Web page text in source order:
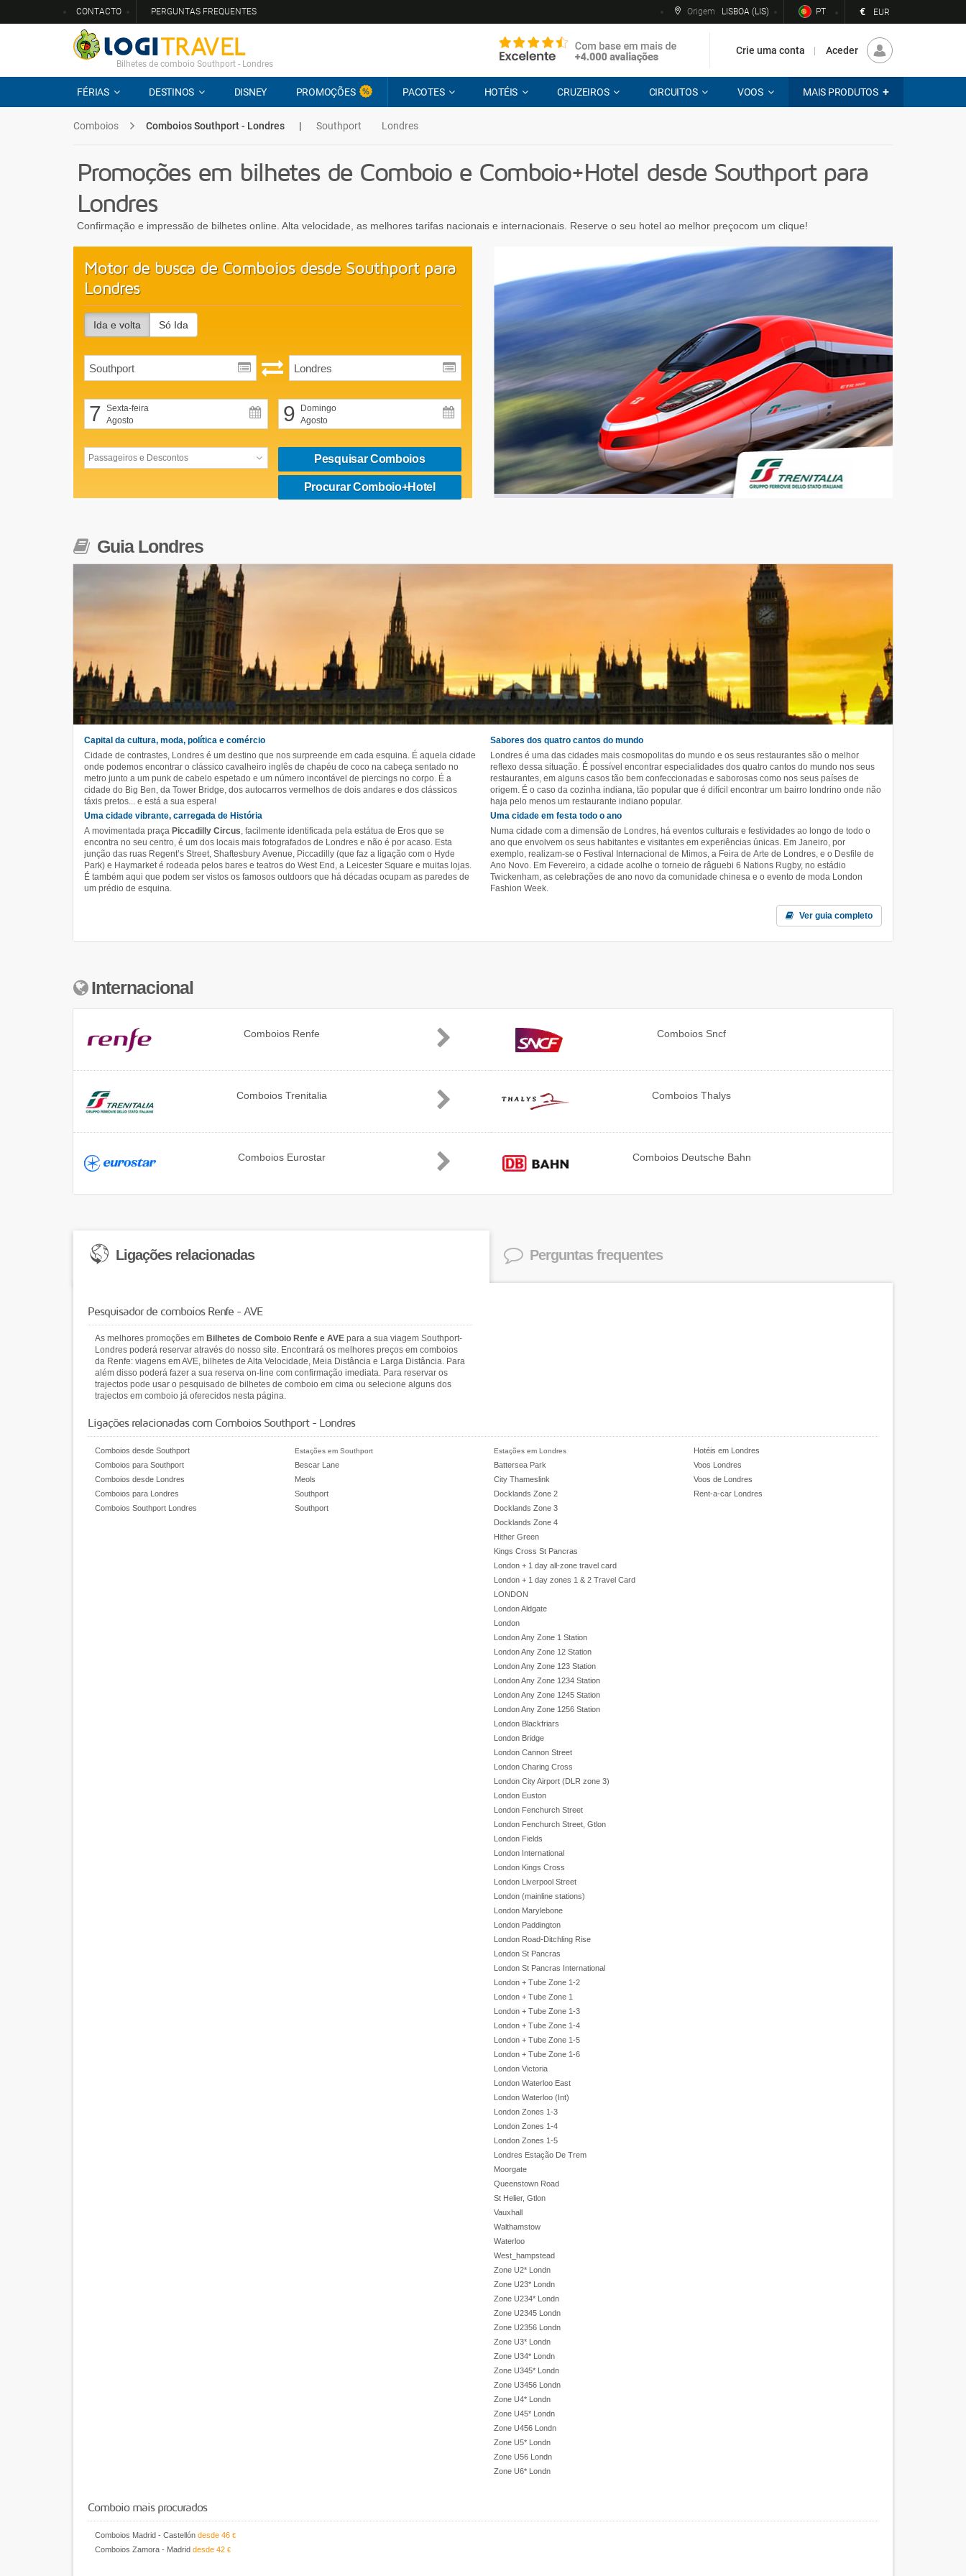
CONTACTO PERGUNTAS FREQUENTES Origem LISBOA (LIS) PT € EUR
Bilhetes de comboio Southport - Londres
Crie uma conta Aceder
FÉRIAS DESTINOS DISNEY PROMOÇÕES PACOTES HOTÉIS CRUZEIROS CIRCUITOS VOOS MAIS PRODUTOS
Comboios Comboios Southport - Londres | Southport Londres
Promoções em bilhetes de Comboio e Comboio+Hotel desde Southport para
Londres
Confirmação e impressão de bilhetes online. Alta velocidade, as melhores tarifas nacionais e internacionais. Reserve o seu hotel ao melhor preçocom um clique!
Motor de busca de Comboios desde Southport para
Londres
Ida e volta Só Ida
7 Sexta-feira
Agosto
9
Domingo
Agosto
Pesquisar Comboios
Procurar Comboio+Hotel
Guia Londres
Capital da cultura, moda, política e comércio
Cidade de contrastes, Londres é um destino que nos surpreende em cada esquina. É aquela cidade
onde podemos encontrar o clássico cavalheiro inglês de chapéu de coco na cabeça sentado no
metro junto a um punk de cabelo espetado e um número incontável de piercings no corpo. É a
cidade do Big Ben, da Tower Bridge, dos autocarros vermelhos de dois andares e dos clássicos
táxis pretos... e está a sua espera!
Uma cidade vibrante, carregada de História
A movimentada praça Piccadilly Circus, facilmente identificada pela estátua de Eros que se
encontra no seu centro, é um dos locais mais fotografados de Londres e não é por acaso. Esta
junção das ruas Regent’s Street, Shaftesbury Avenue, Piccadilly (que faz a ligação com o Hyde
Park) e Haymarket é rodeada pelos bares e teatros do West End, a Leicester Square e muitas lojas.
É também aqui que podem ser vistos os famosos outdoors que há décadas ocupam as paredes de
um prédio de esquina.
Sabores dos quatro cantos do mundo
Londres é uma das cidades mais cosmopolitas do mundo e os seus restaurantes são o melhor
reflexo dessa situação. É possível encontrar especialidades dos quatro cantos do mundo nos seus
restaurantes, em alguns casos tão bem confeccionadas e saborosas como nos seus países de
origem. É o caso da cozinha indiana, tão popular que é difícil encontrar um bairro londrino onde não
haja pelo menos um restaurante indiano popular.
Uma cidade em festa todo o ano
Numa cidade com a dimensão de Londres, há eventos culturais e festividades ao longo de todo o
ano que envolvem os seus habitantes e visitantes em experiências únicas. Em Janeiro, por
exemplo, realizam-se o Festival Internacional de Mimos, a Feira de Arte de Londres, e o Desfile de
Ano Novo. Em Fevereiro, a cidade acolhe o torneio de râguebi 6 Nations Rugby, no estádio
Twickenham, as celebrações de ano novo da comunidade chinesa e o evento de moda London
Fashion Week.
Ver guia completo
Internacional
Comboios Renfe Comboios Sncf
Comboios Trenitalia Comboios Thalys
Comboios Eurostar Comboios Deutsche Bahn
Ligações relacionadas Perguntas frequentes
Pesquisador de comboios Renfe - AVE
As melhores promoções em Bilhetes de Comboio Renfe e AVE para a sua viagem Southport-
Londres poderá reservar através do nosso site. Encontrará os melhores preços em comboios
da Renfe: viagens em AVE, bilhetes de Alta Velocidade, Meia Distância e Larga Distância. Para
além disso poderá fazer a sua reserva on-line com confirmação imediata. Para reservar os
trajectos pode usar o pesquisado de bilhetes de comboio em cima ou selecione alguns dos
trajectos em comboio já oferecidos nesta página.
Ligações relacionadas com Comboios Southport - Londres
Comboios desde Southport
Comboios para Southport
Comboios desde Londres
Comboios para Londres
Comboios Southport Londres
Estações em Southport
Bescar Lane
Meols
Southport
Southport
Estações em Londres
Battersea Park
City Thameslink
Docklands Zone 2
Docklands Zone 3
Docklands Zone 4
Hither Green
Kings Cross St Pancras
London + 1 day all-zone travel card
London + 1 day zones 1 & 2 Travel Card
LONDON
London Aldgate
London
London Any Zone 1 Station
London Any Zone 12 Station
London Any Zone 123 Station
London Any Zone 1234 Station
London Any Zone 1245 Station
London Any Zone 1256 Station
London Blackfriars
London Bridge
London Cannon Street
London Charing Cross
London City Airport (DLR zone 3)
London Euston
London Fenchurch Street
London Fenchurch Street, Gtlon
London Fields
London International
London Kings Cross
London Liverpool Street
London (mainline stations)
London Marylebone
London Paddington
London Road-Ditchling Rise
London St Pancras
London St Pancras International
London + Tube Zone 1-2
London + Tube Zone 1
London + Tube Zone 1-3
London + Tube Zone 1-4
London + Tube Zone 1-5
London + Tube Zone 1-6
London Victoria
London Waterloo East
London Waterloo (Int)
London Zones 1-3
London Zones 1-4
London Zones 1-5
Londres Estação De Trem
Moorgate
Queenstown Road
St Helier, Gtlon
Vauxhall
Walthamstow
Waterloo
West_hampstead
Zone U2* Londn
Zone U23* Londn
Zone U234* Londn
Zone U2345 Londn
Zone U2356 Londn
Zone U3* Londn
Zone U34* Londn
Zone U345* Londn
Zone U3456 Londn
Zone U4* Londn
Zone U45* Londn
Zone U456 Londn
Zone U5* Londn
Zone U56 Londn
Zone U6* Londn
Hotéis em Londres
Voos Londres
Voos de Londres
Rent-a-car Londres
Comboio mais procurados
Comboios Madrid - Castellón desde 46 €
Comboios Zamora - Madrid desde 42 €